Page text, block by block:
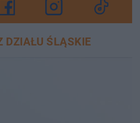
DZIAŁU ŚLĄSKIE